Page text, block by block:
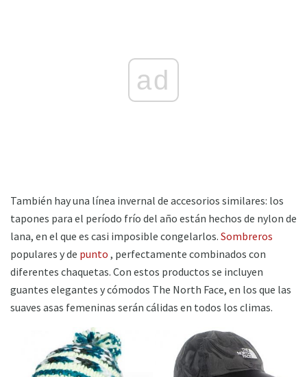
ad
También hay una línea invernal de accesorios similares: los
tapones para el período frío del año están hechos de nylon de
lana, en el que es casi imposible congelarlos. Sombreros
populares y de punto , perfectamente combinados con
diferentes chaquetas. Con estos productos se incluyen
guantes elegantes y cómodos The North Face, en los que las
suaves asas femeninas serán cálidas en todos los climas.